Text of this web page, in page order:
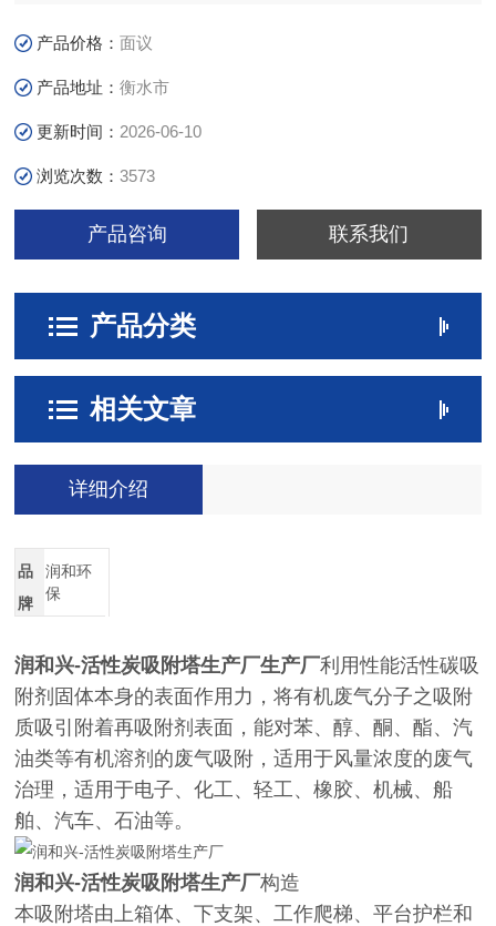
产品价格：面议
产品地址：衡水市
更新时间： 2026-06-10
浏览次数：3573
产品咨询 联系我们
产品分类
相关文章
详细介绍
品
牌
润和环
保
润和兴-活性炭吸附塔生产厂生产厂利用性能活性碳吸
附剂固体本身的表面作用力，将有机废气分子之吸附
质吸引附着再吸附剂表面，能对苯、醇、酮、酯、汽
油类等有机溶剂的废气吸附，适用于风量浓度的废气
治理，适用于电子、化工、轻工、橡胶、机械、船
舶、汽车、石油等。
润和兴-活性炭吸附塔生产厂构造
本吸附塔由上箱体、下支架、工作爬梯、平台护栏和